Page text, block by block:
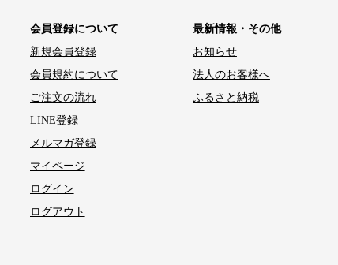
会員登録について
新規会員登録
会員規約について
ご注文の流れ
LINE登録
メルマガ登録
マイページ
ログイン
ログアウト
最新情報・その他
お知らせ
法人のお客様へ
ふるさと納税